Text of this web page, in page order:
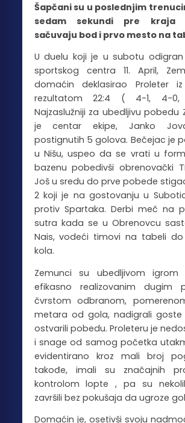
Šapčani su u poslednjim
sedam sekundi pre kraja
sačuvaju bod i prvo mesto na
U duelu koji je u subotu
sportskog centra 11. April,
domaćin deklasirao Proleter iz
rezultatom 22:4 ( 4-1, 4-0,
Najzaslužniji za ubedljivu pobedu
je centar ekipe, Janko
postignutih 5 golova. Bečejac je
u Nišu, uspeo da se vrati u
bazenu pobedivši obrenovački
Još u sredu do prve pobede
2 koji je na gostovanju u
protiv Spartaka. Derbi meč na
sutra kada se u Obrenovcu
Nais, vodeći timovi na tabeli
kola.
Zemunci su ubedljivom
efikasno realizovanim dugim
čvrstom odbranom,
metara od gola, nadigrali goste
ostvarili pobedu. Proleteru je
i snage od samog početka
evidentirano kroz mali broj
takođe, imali su značajnih
kontrolom lopte , pa su
završili bez pokušaja da ugroze
Domaćin je, osetivši svoju